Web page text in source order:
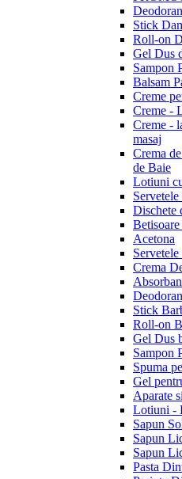
Stick
Roll-on
Gel Dus
Sampon
Balsam
Creme
Creme -
Creme -
masaj
Crema
de Baie
Lotiuni
Dischete
Acetona
Crema
Stick
Roll-on
Gel Dus
Sampon
Spuma
Gel
Aparate
Lotiuni -
Sapun
Sapun
Sapun
Pasta